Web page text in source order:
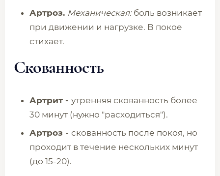
Артроз. Механическая:боль возникает
при движении и нагрузке. В покое
стихает.
Скованность
Артрит - утренняя скованность более
30 минут (нужно "расходиться").
Артроз - скованность после покоя, но
проходит в течение нескольких минут
(до 15-20).